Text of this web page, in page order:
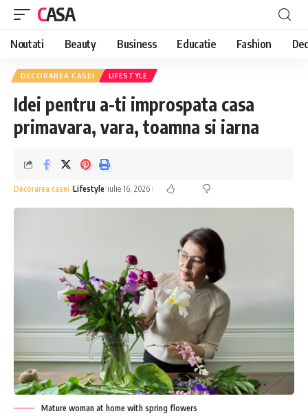
CASA
Noutati Beauty Business Educatie Fashion
DECORAREA CASEI LIFESTYLE
Idei pentru a-ti improspata casa
primavara, vara, toamna si iarna
Decorarea casei Lifestyle iulie 16, 2026
Mature woman at home with spring flowers